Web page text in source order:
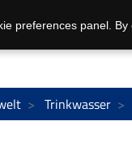
Trinkwasser
preferences panel.